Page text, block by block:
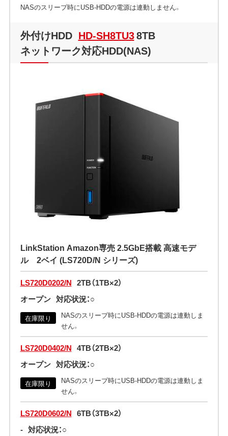
NASのスリープ時にUSB-HDDの電源は連動しません。
外付けHDD HD-SH8TU38TB
ネットワーク対応HDD(NAS)
LinkStation Amazon専売 2.5GbE搭載 高速モデ
ル 2ベイ (LS720D/N シリーズ)
LS720D0202/N 2TB（1TB×2）
オープン 対応状況：○
在庫限り
NASのスリープ時にUSB-HDDの電源は連動しま
せん。
LS720D0402/N 4TB（2TB×2）
オープン 対応状況：○
在庫限り
NASのスリープ時にUSB-HDDの電源は連動しま
せん。
LS720D0602/N 6TB（3TB×2）
- 対応状況：○